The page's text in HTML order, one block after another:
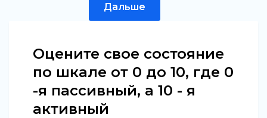
Дальше
Оцените свое состояние
по шкале от 0 до 10, где 0
-я пассивный, а 10 - я
активный